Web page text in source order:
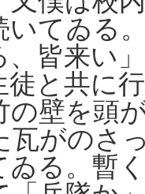
いてゐる
、皆来い
徒と共に
の壁を頭
瓦がのさ
ゐる。暫